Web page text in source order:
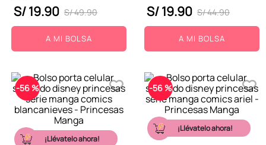
S/49.90
S/19.90
A MI BOLSA
S/44.90
S/19.90
A MI BOLSA
-56 %
¡Llévatelo ahora!
-56 %
¡Llévatelo ahora!